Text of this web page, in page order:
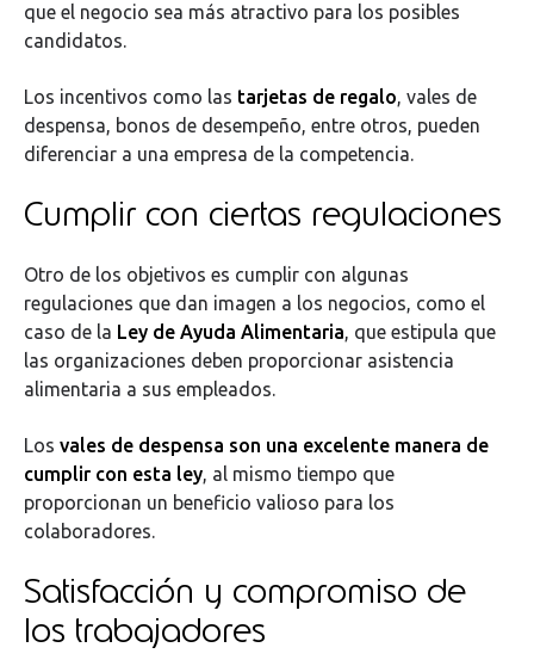
que el negocio sea más atractivo para los posibles
candidatos.
Los incentivos como las tarjetas de regalo , vales de
despensa, bonos de desempeño, entre otros, pueden
diferenciar a una empresa de la competencia.
Cumplir con ciertas regulaciones
Otro de los objetivos es cumplir con algunas
regulaciones que dan imagen a los negocios, como el
caso de la Ley de Ayuda Alimentaria, que estipula que
las organizaciones deben proporcionar asistencia
alimentaria a sus empleados.
Los vales de despensa son una excelente manera de
cumplir con esta ley, al mismo tiempo que
proporcionan un beneficio valioso para los
colaboradores.
Satisfacción y compromiso de
los trabajadores